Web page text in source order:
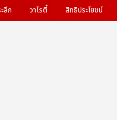
ลึก วาไรตี้ สิทธิประโยชน์